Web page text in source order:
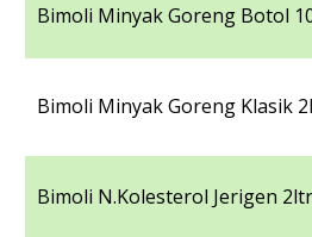
Bimoli Minyak Goreng Botol
Bimoli Minyak Goreng Klasik
Bimoli N.Kolesterol Jerigen 2ltr